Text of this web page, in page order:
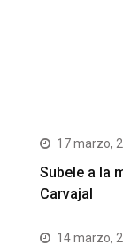
17 marzo,
Subele a la
Carvajal
14 marzo,